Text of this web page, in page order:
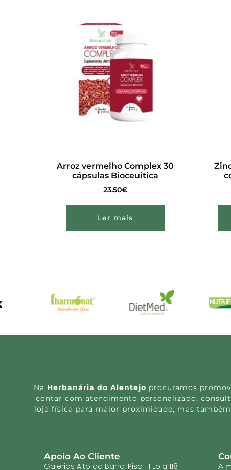
Arroz vermelho Complex 30
cápsulas Bioceuitica
23.50€
Ler mais
Na Herbanária do Alentejo procuramos
contar com atendimento personalizado,
loja física para maior proximidade, mas
Apoio Ao Cliente
Galerias Alto da Barra, Piso -1 Loja 118
A